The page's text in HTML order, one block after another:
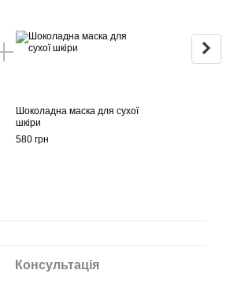
Шоколадна маска для сухої
шкіри
580 грн
Консультація